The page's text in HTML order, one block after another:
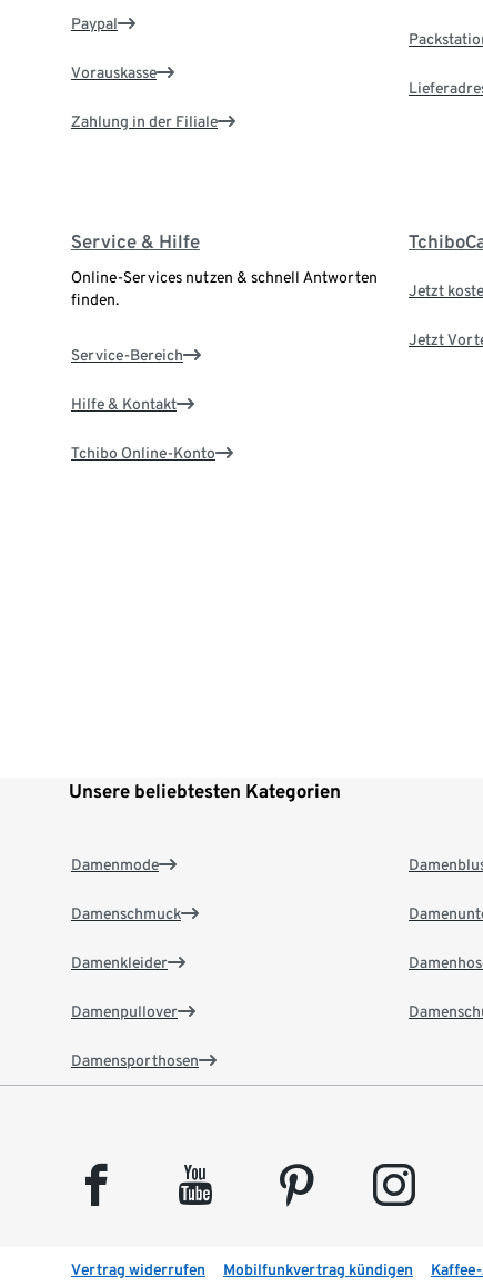
Paypal
Vorauskasse
Zahlung in der Filiale
Service & Hilfe
Online-Services nutzen & schnell Antworten
finden.
Service-Bereich
Hilfe & Kontakt
Tchibo Online-Konto
Jetzt
Jetzt
Unsere beliebtesten Kategorien
Damenmode
Damenschmuck
Damenkleider
Damenpullover
Damensporthosen
facebook youtube pinterest instagram
Vertrag widerrufen Mobilfunkvertrag kündigen